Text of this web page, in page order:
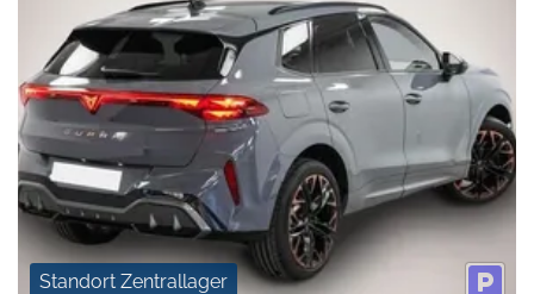
Standort Zentrallager